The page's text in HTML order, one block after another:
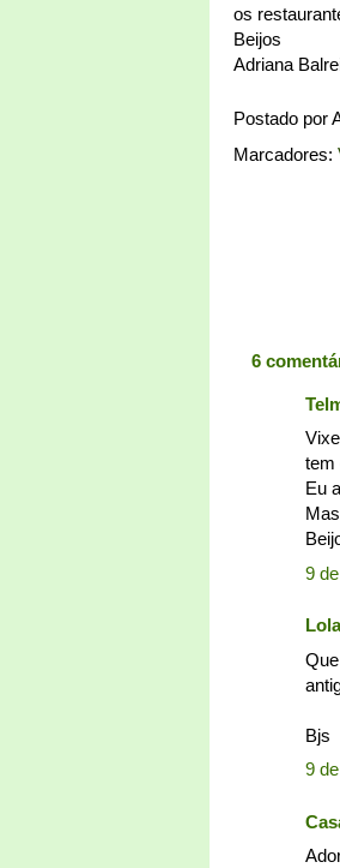
os
Beijos
Adriana
Postado por
Marcadores:
6
tem
Eu
9
Lola
Bjs
9